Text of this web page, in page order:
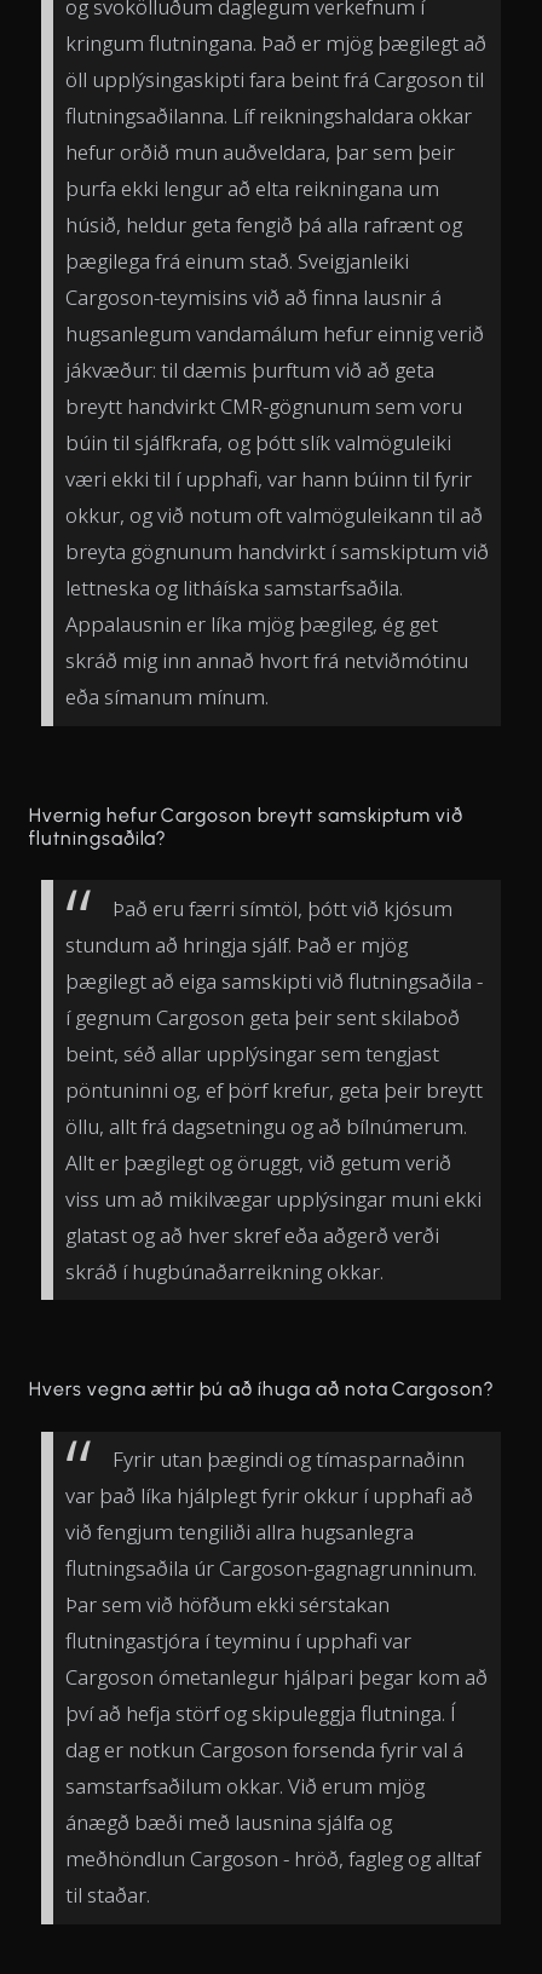
og svokölluðum daglegum verkefnum í
kringum flutningana. Það er mjög þægilegt að
öll upplýsingaskipti fara beint frá Cargoson til
flutningsaðilanna. Líf reikningshaldara okkar
hefur orðið mun auðveldara, þar sem þeir
þurfa ekki lengur að elta reikningana um
húsið, heldur geta fengið þá alla rafrænt og
þægilega frá einum stað. Sveigjanleiki
Cargoson-teymisins við að finna lausnir á
hugsanlegum vandamálum hefur einnig verið
jákvæður: til dæmis þurftum við að geta
breytt handvirkt CMR-gögnunum sem voru
búin til sjálfkrafa, og þótt slík valmöguleiki
væri ekki til í upphafi, var hann búinn til fyrir
okkur, og við notum oft valmöguleikann til að
breyta gögnunum handvirkt í samskiptum við
lettneska og litháíska samstarfsaðila.
Appalausnin er líka mjög þægileg, ég get
skráð mig inn annað hvort frá netviðmótinu
eða símanum mínum.
Hvernig hefur Cargoson breytt samskiptum við
flutningsaðila?
Það eru færri símtöl, þótt við kjósum
stundum að hringja sjálf. Það er mjög
þægilegt að eiga samskipti við flutningsaðila -
í gegnum Cargoson geta þeir sent skilaboð
beint, séð allar upplýsingar sem tengjast
pöntuninni og, ef þörf krefur, geta þeir breytt
öllu, allt frá dagsetningu og að bílnúmerum.
Allt er þægilegt og öruggt, við getum verið
viss um að mikilvægar upplýsingar muni ekki
glatast og að hver skref eða aðgerð verði
skráð í hugbúnaðarreikning okkar.
Hvers vegna ættir þú að íhuga að nota Cargoson?
Fyrir utan þægindi og tímasparnaðinn
var það líka hjálplegt fyrir okkur í upphafi að
við fengjum tengiliði allra hugsanlegra
flutningsaðila úr Cargoson-gagnagrunninum.
Þar sem við höfðum ekki sérstakan
flutningastjóra í teyminu í upphafi var
Cargoson ómetanlegur hjálpari þegar kom að
því að hefja störf og skipuleggja flutninga. Í
dag er notkun Cargoson forsenda fyrir val á
samstarfsaðilum okkar. Við erum mjög
ánægð bæði með lausnina sjálfa og
meðhöndlun Cargoson - hröð, fagleg og alltaf
til staðar.